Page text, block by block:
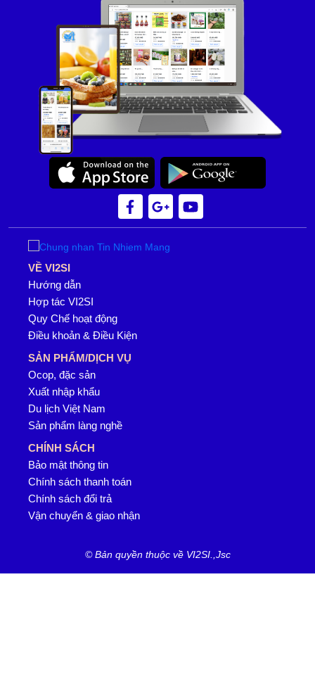
VỀ VI2SI
Hướng dẫn
Hợp tác VI2SI
Quy Chế hoạt động
Điều khoản & Điều Kiện
SẢN PHẨM/DỊCH VỤ
Ocop, đặc sản
Xuất nhập khẩu
Du lịch Việt Nam
Sản phẩm làng nghề
CHÍNH SÁCH
Bảo mật thông tin
Chính sách thanh toán
Chính sách đổi trả
Vận chuyển & giao nhận
© Bản quyền thuộc về VI2SI.,Jsc